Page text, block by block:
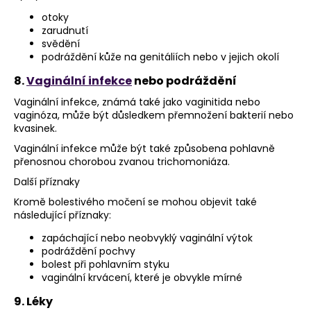
otoky
zarudnutí
svědění
podráždění kůže na genitáliích nebo v jejich okolí
8.Vaginální infekcenebo podráždění
Vaginální infekce, známá také jako vaginitida nebo
vaginóza, může být důsledkem přemnožení bakterií nebo
kvasinek.
Vaginální infekce může být také způsobena pohlavně
přenosnou chorobou zvanou trichomoniáza.
Další příznaky
Kromě bolestivého močení se mohou objevit také
následující příznaky:
zapáchající nebo neobvyklý vaginální výtok
podráždění pochvy
bolest při pohlavním styku
vaginální krvácení, které je obvykle mírné
9. Léky